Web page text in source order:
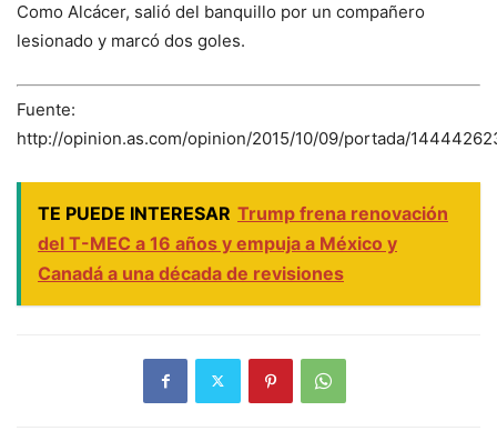
Como Alcácer, salió del banquillo por un compañero
lesionado y marcó dos goles.
Fuente:
http://opinion.as.com/opinion/2015/10/09/portada/
TE PUEDE INTERESAR Trump frena renovación
del T-MEC a 16 años y empuja a México y
Canadá a una década de revisiones